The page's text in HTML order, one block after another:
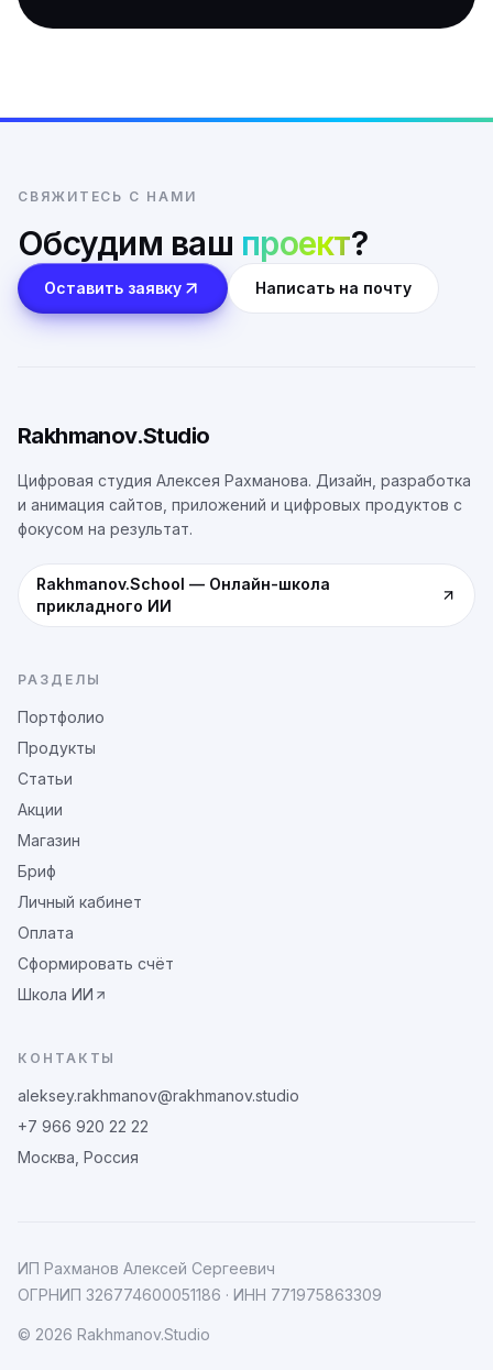
СВЯЖИТЕСЬ С НАМИ
Обсудим ваш проект?
Оставить заявку Написать на почту
Rakhmanov.Studio
Цифровая студия Алексея Рахманова. Дизайн, разработка
и анимация сайтов, приложений и цифровых продуктов с
фокусом на результат.
Rakhmanov.School — Онлайн-школа
прикладного ИИ
РАЗДЕЛЫ
Портфолио
Продукты
Статьи
Акции
Магазин
Бриф
Личный кабинет
Оплата
Сформировать счёт
Школа ИИ
КОНТАКТЫ
aleksey.rakhmanov@rakhmanov.studio
+7 966 920 22 22
Москва, Россия
ИП Рахманов Алексей Сергеевич
ОГРНИП 326774600051186 · ИНН 771975863309
© 2026 Rakhmanov.Studio